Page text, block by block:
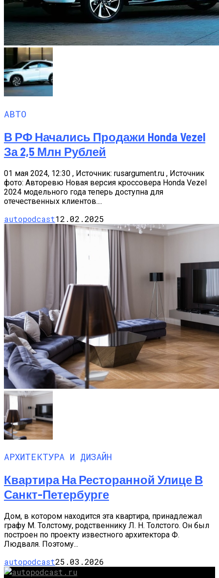
АВТО
В РФ Начались Продажи Honda Vezel
За 2,5 Млн Рублей
01 мая 2024, 12:30 , Источник: rusargument.ru , Источник
фото: Авторевю Новая версия кроссовера Honda Vezel
2024 модельного года теперь доступна для
отечественных клиентов....
autopodcast12.02.2025
АРХИТЕКТУРА И ДИЗАЙН
Квартира На Ресторанной Улице В
Санкт-Петербурге
Дом, в котором находится эта квартира, принадлежал
графу М. Толстому, родственнику Л. Н. Толстого. Он был
построен по проекту известного архитектора Ф.
Людваля. Поэтому...
autopodcast25.03.2026